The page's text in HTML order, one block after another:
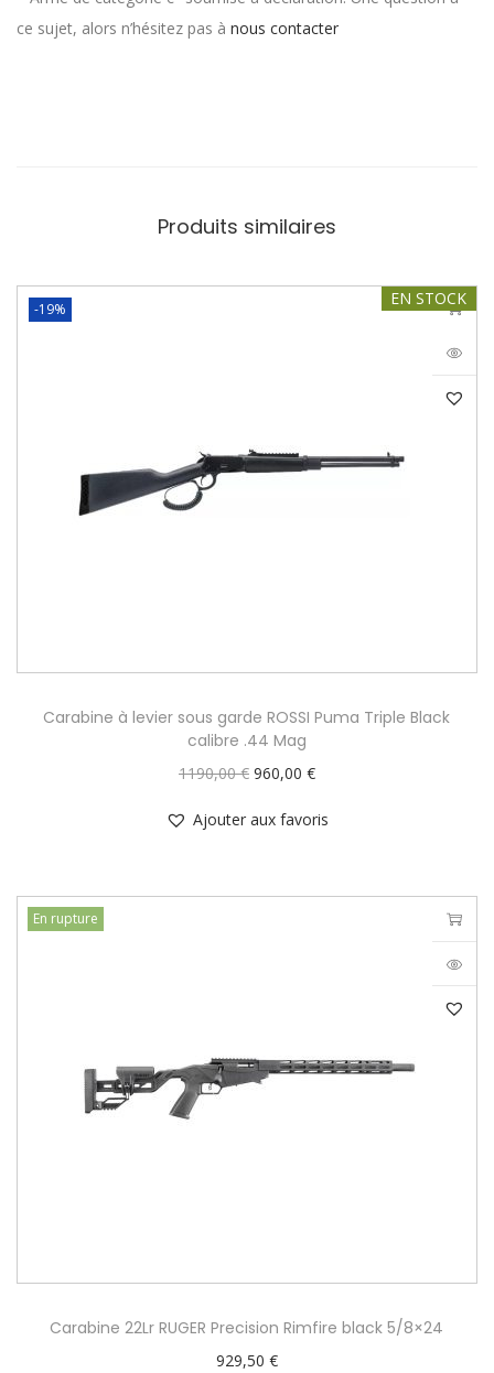
ce sujet, alors n’hésitez pas à nous contacter
Produits similaires
EN STOCK
-19%
Carabine à levier sous garde ROSSI Puma Triple Black
calibre .44 Mag
1190,00€ 960,00 €
Ajouter aux favoris
En rupture
Carabine 22Lr RUGER Precision Rimfire black 5/8×24
929,50 €